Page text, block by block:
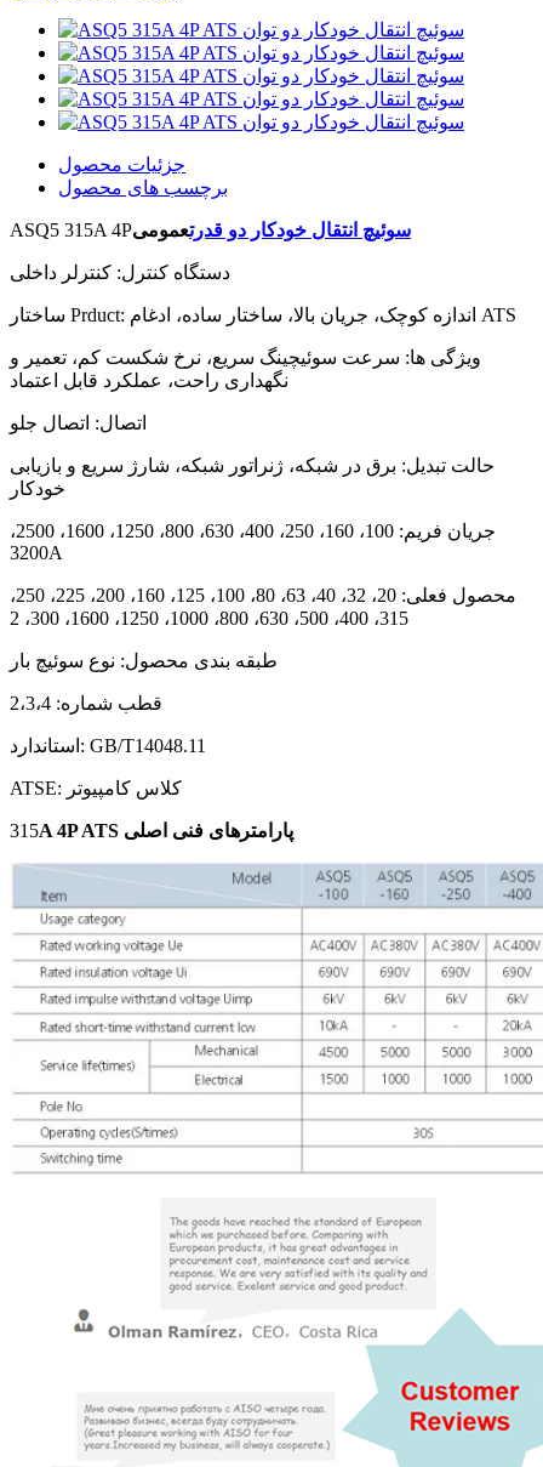
جزئیات محصول
برچسب های محصول
ASQ5 315A 4P سوئیچ انتقال خودکار دو قدرتعمومی
دستگاه کنترل: کنترلر داخلی
ساختار Prduct: اندازه کوچک، جریان بالا، ساختار ساده، ادغام ATS
ویژگی ها: سرعت سوئیچینگ سریع، نرخ شکست کم، تعمیر و
نگهداری راحت، عملکرد قابل اعتماد
اتصال: اتصال جلو
حالت تبدیل: برق در شبکه، ژنراتور شبکه، شارژ سریع و بازیابی
خودکار
جریان فریم: 100، 160، 250، 400، 630، 800، 1250، 1600، 2500،
3200A
محصول فعلی: 20، 32، 40، 63، 80، 100، 125، 160، 200، 225، 250،
315، 400، 500، 630، 800، 1000، 1250، 1600، 300، 2
طبقه بندی محصول: نوع سوئیچ بار
قطب شماره: 2،3،4
استاندارد: GB/T14048.11
ATSE: کلاس کامپیوتر
315 A 4P ATS پارامترهای فنی اصلی